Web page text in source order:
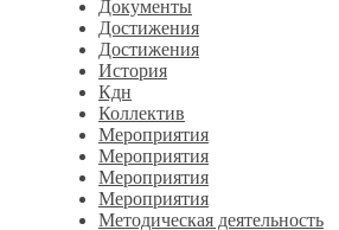
Документы
Достижения
Достижения
История
Кдн
Коллектив
Мероприятия
Мероприятия
Мероприятия
Мероприятия
Методическая деятельность